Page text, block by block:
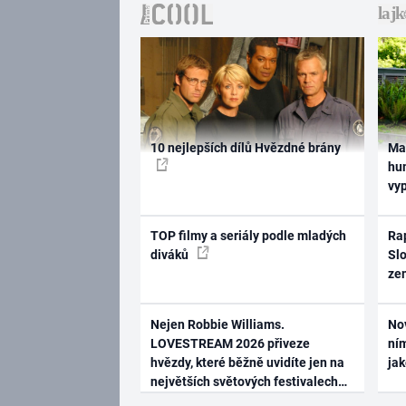
10 nejlepších dílů Hvězdné brány
TOP filmy a seriály podle mladých
diváků
Nejen Robbie Williams.
LOVESTREAM 2026 přiveze
hvězdy, které běžně uvidíte jen na
největších světových festivalech